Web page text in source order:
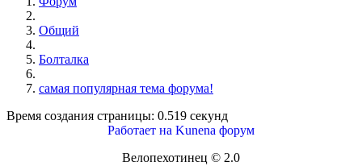
Общий
Болталка
самая популярная тема форума!
Время создания страницы: 0.519 секунд
Работает на Kunena форум
Велопехотинец © 2.0